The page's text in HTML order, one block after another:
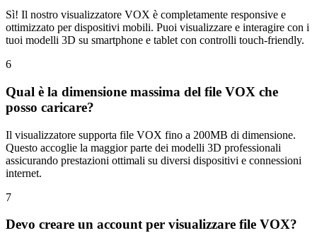
Sì! Il nostro visualizzatore VOX è completamente responsive e
ottimizzato per dispositivi mobili. Puoi visualizzare e interagire con i
tuoi modelli 3D su smartphone e tablet con controlli touch-friendly.
6
Qual è la dimensione massima del file VOX che
posso caricare?
Il visualizzatore supporta file VOX fino a 200MB di dimensione.
Questo accoglie la maggior parte dei modelli 3D professionali
assicurando prestazioni ottimali su diversi dispositivi e connessioni
internet.
7
Devo creare un account per visualizzare file VOX?